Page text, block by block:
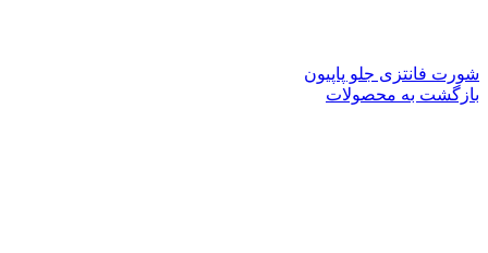
شورت فانتزی جلو پاپیون
بازگشت به محصولات